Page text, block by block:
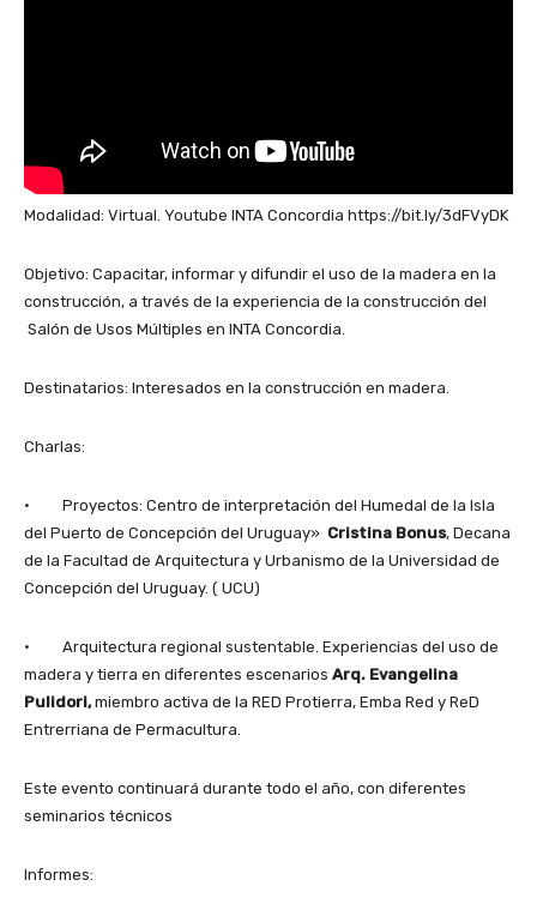
Modalidad: Virtual. Youtube INTA Concordia https://bit.ly/3dFVyDK
Objetivo: Capacitar, informar y difundir el uso de la madera en la
construcción, a través de la experiencia de la construcción del
Salón de Usos Múltiples en INTA Concordia.
Destinatarios: Interesados en la construcción en madera.
Charlas:
· Proyectos: Centro de interpretación del Humedal de la Isla
del Puerto de Concepción del Uruguay» Cristina Bonus, Decana
de la Facultad de Arquitectura y Urbanismo de la Universidad de
Concepción del Uruguay. ( UCU)
· Arquitectura regional sustentable. Experiencias del uso de
madera y tierra en diferentes escenarios Arq. Evangelina
Pulidori,miembro activa de la RED Protierra, Emba Red y ReD
Entrerriana de Permacultura.
Este evento continuará durante todo el año, con diferentes
seminarios técnicos
Informes: